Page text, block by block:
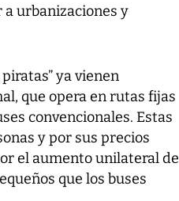
urbanizaciones y
ya vienen
que opera en rutas fijas
convencionales. Estas
y por sus precios
el aumento unilateral de
que los buses